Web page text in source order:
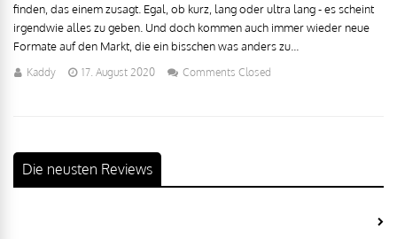
finden, das einem zusagt. Egal, ob kurz, lang oder ultra lang - es scheint
irgendwie alles zu geben. Und doch kommen auch immer wieder neue
Formate auf den Markt, die ein bisschen was anders zu...
Kaddy 17. August 2020 Comments Closed
Die neusten Reviews